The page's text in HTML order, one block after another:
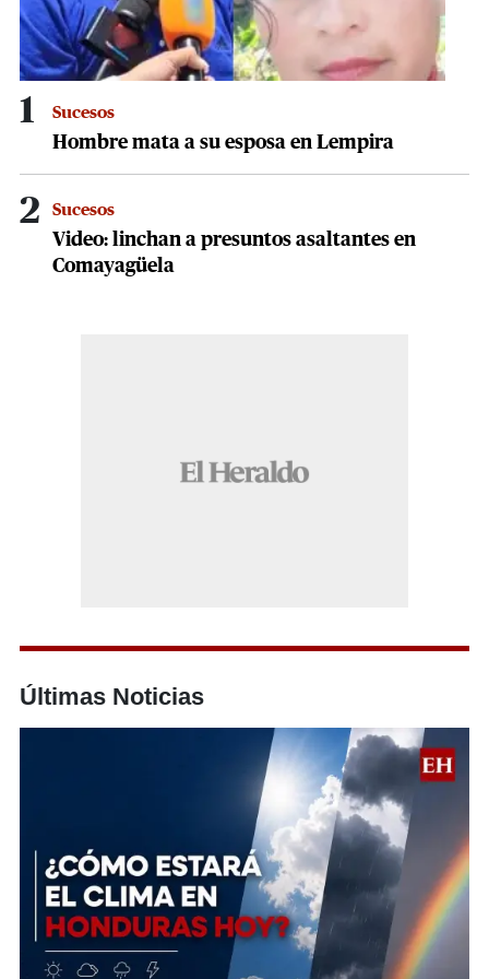
1 Sucesos
Hombre mata a su esposa en Lempira
2 Sucesos
Video: linchan a presuntos asaltantes en
Comayagüela
Últimas Noticias